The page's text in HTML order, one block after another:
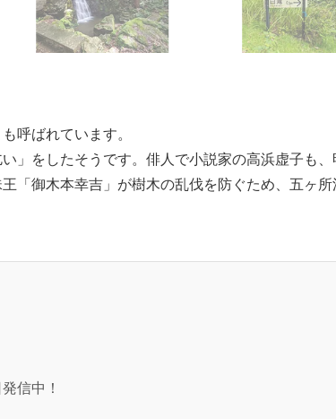
呼ばれています。
」をしたそうです。俳人で小説家の高浜虚子も
「御木本幸吉」が樹木の乱伐を防ぐため、五ヶ
信中！